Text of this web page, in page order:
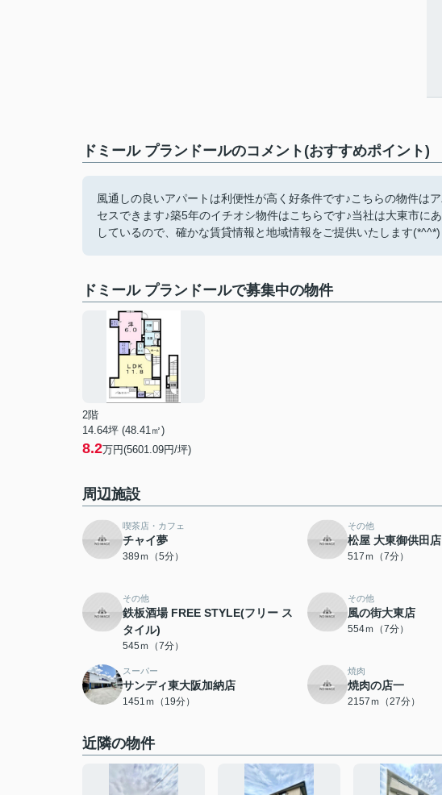
ドミール プランドールのコメント(おすすめポイント)
風通しの良いアパートは利便性が高く好条件です♪こちらの物件は
セスできます♪築5年のイチオシ物件はこちらです♪当社は大東市に
しているので、確かな賃貸情報と地域情報をご提供いたします(*^^*)
ドミール プランドールで募集中の物件
2階
14.64坪 (48.41㎡)
8.2万円(5601.09円/坪)
周辺施設
喫茶店・カフェ
チャイ夢
389ｍ（5分）
その他
松屋 大東御供田店
517ｍ（7分）
その他
鉄板酒場 FREE STYLE(フリー ス
タイル)
545ｍ（7分）
その他
風の街大東店
554ｍ（7分）
スーパー
サンディ東大阪加納店
1451ｍ（19分）
焼肉
焼肉の店一
2157ｍ（27分）
近隣の物件